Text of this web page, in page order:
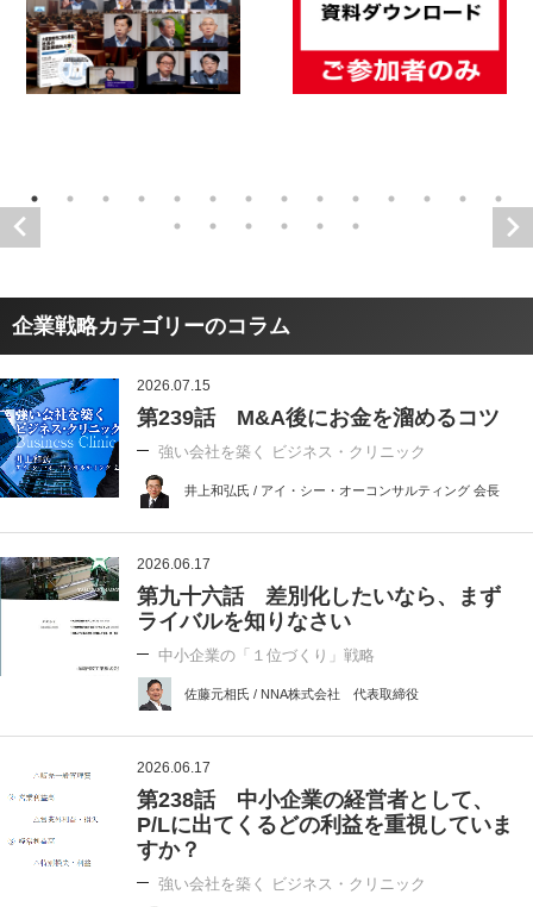
企業戦略カテゴリーのコラム
2026.07.15
第239話 M&A後にお金を溜めるコツ
強い会社を築く ビジネス・クリニック
井上和弘氏 / アイ・シー・オーコンサルティング 会長
2026.06.17
第九十六話 差別化したいなら、まず
ライバルを知りなさい
中小企業の「１位づくり」戦略
佐藤元相氏 / NNA株式会社 代表取締役
2026.06.17
第238話 中小企業の経営者として、
P/Lに出てくるどの利益を重視していま
すか？
強い会社を築く ビジネス・クリニック